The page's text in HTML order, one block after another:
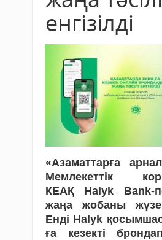
енгізілді
«Азаматтарға
Мемлекеттік
КЕАҚ Halyk Bank-
жаңа жобаны
Енді Halyk
ға кезекті